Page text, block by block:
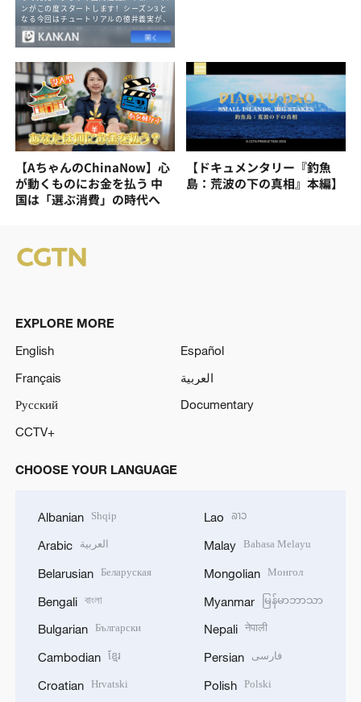
【AちゃんのChinaNow】心
が動くものにお金を払う 中
国は「選ぶ消費」の時代へ
【ドキュメンタリー『釣魚
島：荒波の下の真相』本編】
EXPLORE MORE
English
Español
Français
العربية
Русский
Documentary
CCTV+
CHOOSE YOUR LANGUAGE
Albanian Shqip
Arabic العربية
Belarusian Беларуская
Bengali বাংলা
Bulgarian Български
Cambodian ខ្មែរ
Croatian Hrvatski
Lao ລາວ
Malay Bahasa Melayu
Mongolian Монгол
Myanmar မြန်မာဘာသာ
Nepali नेपाली
Persian فارسی
Polish Polski